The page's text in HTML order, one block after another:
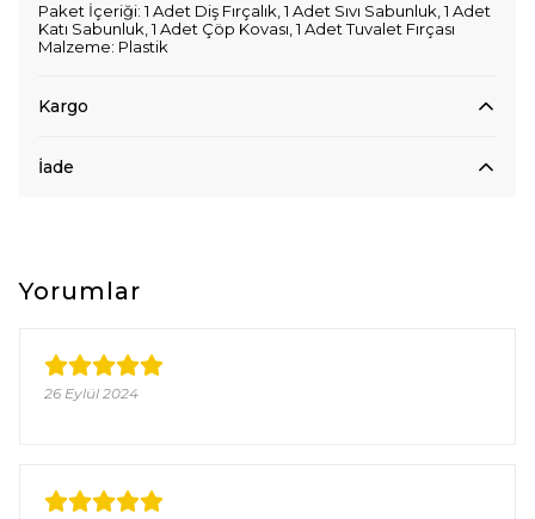
Paket İçeriği: 1 Adet Diş Fırçalık, 1 Adet Sıvı Sabunluk, 1 Adet
Katı Sabunluk, 1 Adet Çöp Kovası, 1 Adet Tuvalet Fırçası
Malzeme: Plastik
Kargo
İade
Yorumlar
26 Eylül 2024